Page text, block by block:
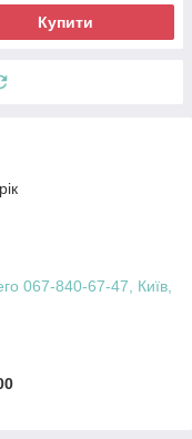
Купити
067-840-67-47, Київ,